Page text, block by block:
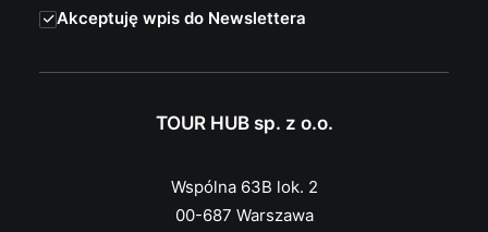
Akceptuję wpis do Newslettera
TOUR HUB sp. z o.o.
Wspólna 63B lok. 2
00-687 Warszawa